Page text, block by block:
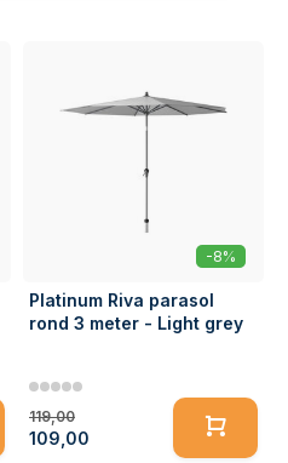
-8%
Platinum Riva parasol
rond 3 meter - Light grey
119,00
109,00